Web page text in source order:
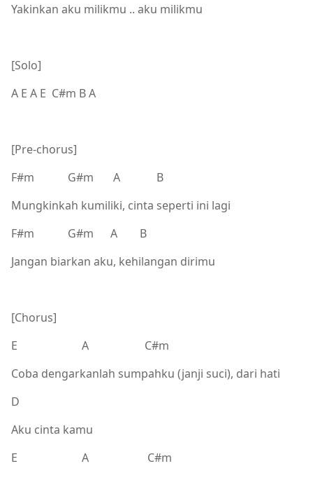
Yakinkan aku milikmu .. aku milikmu
[Solo]
A E A E C#m B A
[Pre-chorus]
F#m G#m A B
Mungkinkah kumiliki, cinta seperti ini lagi
F#m G#m A B
Jangan biarkan aku, kehilangan dirimu
[Chorus]
E A C#m
Coba dengarkanlah sumpahku (janji suci), dari hati
D
Aku cinta kamu
E A C#m